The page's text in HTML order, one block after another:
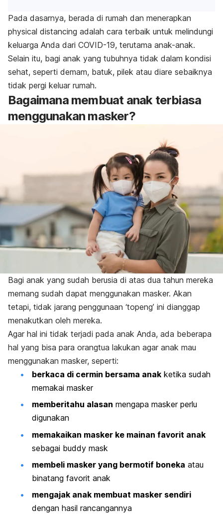
Pada dasarnya, berada di rumah dan menerapkan
physical distancing adalah cara terbaik untuk melindungi
keluarga Anda dari COVID-19, terutama anak-anak.
Selain itu, bagi anak yang tubuhnya tidak dalam kondisi
sehat, seperti demam, batuk, pilek atau diare sebaiknya
tidak pergi keluar rumah.
Bagaimana membuat anak terbiasa
menggunakan masker?
Bagi anak yang sudah berusia di atas dua tahun mereka
memang sudah dapat menggunakan masker. Akan
tetapi, tidak jarang penggunaan ‘topeng’ ini dianggap
menakutkan oleh mereka.
Agar hal ini tidak terjadi pada anak Anda, ada beberapa
hal yang bisa para orangtua lakukan agar anak mau
menggunakan masker, seperti:
berkaca di cermin bersama anak ketika sudah
memakai masker
memberitahu alasan mengapa masker perlu
digunakan
memakaikan masker ke mainan favorit anak
sebagai buddy mask
membeli masker yang bermotif boneka atau
binatang favorit anak
mengajak anak membuat masker sendiri
dengan hasil rancangannya